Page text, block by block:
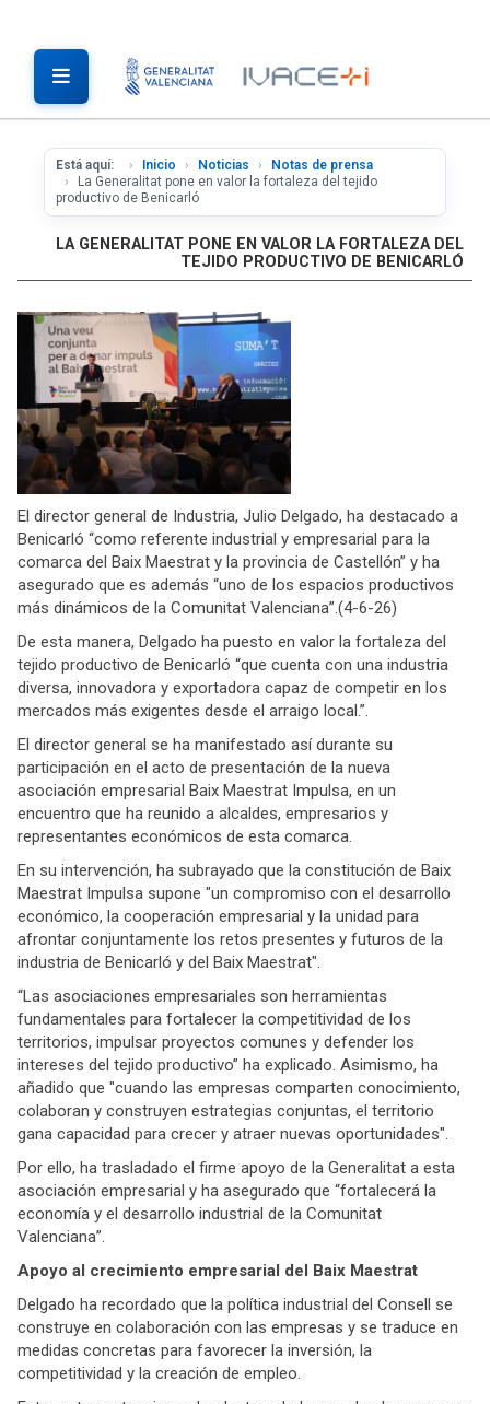
Está aquí: Inicio Noticias
Notas de prensa
La Generalitat pone en valor la fortaleza del tejido
productivo de Benicarló
LA GENERALITAT PONE EN VALOR LA FORTALEZA DEL
TEJIDO PRODUCTIVO DE BENICARLÓ
El director general de Industria, Julio Delgado, ha destacado a
Benicarló “como referente industrial y empresarial para la
comarca del Baix Maestrat y la provincia de Castellón” y ha
asegurado que es además “uno de los espacios productivos
más dinámicos de la Comunitat Valenciana”.(4-6-26)
De esta manera, Delgado ha puesto en valor la fortaleza del
tejido productivo de Benicarló “que cuenta con una industria
diversa, innovadora y exportadora capaz de competir en los
mercados más exigentes desde el arraigo local.”.
El director general se ha manifestado así durante su
participación en el acto de presentación de la nueva
asociación empresarial Baix Maestrat Impulsa, en un
encuentro que ha reunido a alcaldes, empresarios y
representantes económicos de esta comarca.
En su intervención, ha subrayado que la constitución de Baix
Maestrat Impulsa supone "un compromiso con el desarrollo
económico, la cooperación empresarial y la unidad para
afrontar conjuntamente los retos presentes y futuros de la
industria de Benicarló y del Baix Maestrat".
“Las asociaciones empresariales son herramientas
fundamentales para fortalecer la competitividad de los
territorios, impulsar proyectos comunes y defender los
intereses del tejido productivo” ha explicado. Asimismo, ha
añadido que "cuando las empresas comparten conocimiento,
colaboran y construyen estrategias conjuntas, el territorio
gana capacidad para crecer y atraer nuevas oportunidades".
Por ello, ha trasladado el firme apoyo de la Generalitat a esta
asociación empresarial y ha asegurado que “fortalecerá la
economía y el desarrollo industrial de la Comunitat
Valenciana”.
Apoyo al crecimiento empresarial del Baix Maestrat
Delgado ha recordado que la política industrial del Consell se
construye en colaboración con las empresas y se traduce en
medidas concretas para favorecer la inversión, la
competitividad y la creación de empleo.